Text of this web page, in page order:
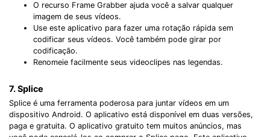
O recurso Frame Grabber ajuda você a salvar qualquer
imagem de seus vídeos.
Use este aplicativo para fazer uma rotação rápida sem
codificar seus vídeos. Você também pode girar por
codificação.
Renomeie facilmente seus videoclipes nas legendas.
7. Splice
Splice é uma ferramenta poderosa para juntar vídeos em um
dispositivo Android. O aplicativo está disponível em duas versões,
paga e gratuita. O aplicativo gratuito tem muitos anúncios, mas